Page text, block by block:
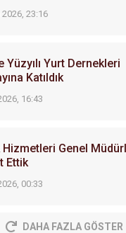
23:16
Yüzyılı Yurt Dernekleri
Katıldık
16:43
Hizmetleri Genel
Ettik
00:33
DAHA FAZLA GÖSTER